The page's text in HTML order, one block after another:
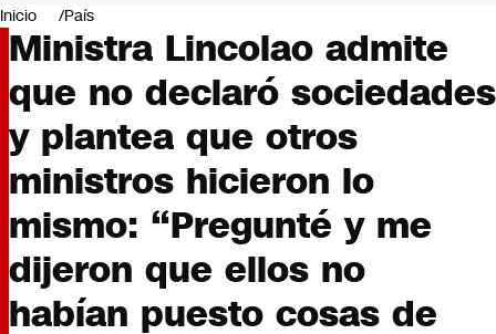
Negocios
Deportes
Programas completos
Cultura
Servicios
Bits
CNN Data
CNN tiempo
Futuro 360
Opinión
Inicio País
Ministra Lincolao admite
que no declaró sociedades
y plantea que otros
ministros hicieron lo
mismo: “Pregunté y me
dijeron que ellos no
habían puesto cosas de